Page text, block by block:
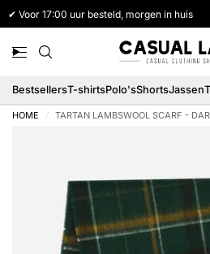
✔ Voor 17:00 uur besteld, morgen in huis
BestsellersT-shirtsPolo'sShortsJassen
HOME / TARTAN LAMBSWOOL SCARF -